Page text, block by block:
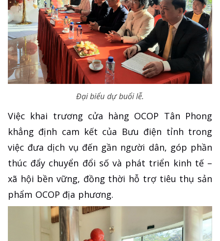
Đại biểu dự buổi lễ.
Việc khai trương cửa hàng OCOP Tân Phong
khẳng định cam kết của Bưu điện tỉnh trong
việc đưa dịch vụ đến gần người dân, góp phần
thúc đẩy chuyển đổi số và phát triển kinh tế –
xã hội bền vững, đồng thời hỗ trợ tiêu thụ sản
phẩm OCOP địa phương.